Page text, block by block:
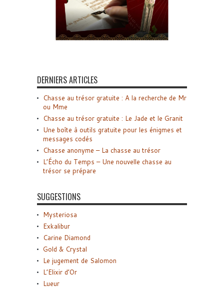
DERNIERS ARTICLES
Chasse au trésor gratuite : A la recherche de Mr
ou Mme
Chasse au trésor gratuite : Le Jade et le Granit
Une boîte à outils gratuite pour les énigmes et
messages codés
Chasse anonyme – La chasse au trésor
L’Écho du Temps – Une nouvelle chasse au
trésor se prépare
SUGGESTIONS
Mysteriosa
Exkalibur
Carine Diamond
Gold & Crystal
Le jugement de Salomon
L’Elixir d’Or
Lueur